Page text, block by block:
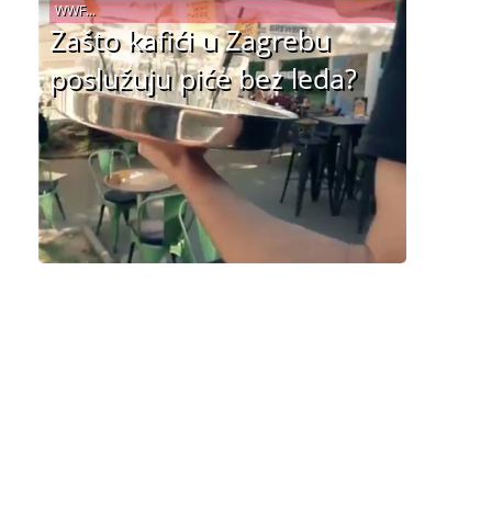
Zašto kafići u Zagrebu
poslužuju piće bez leda?
WWF...